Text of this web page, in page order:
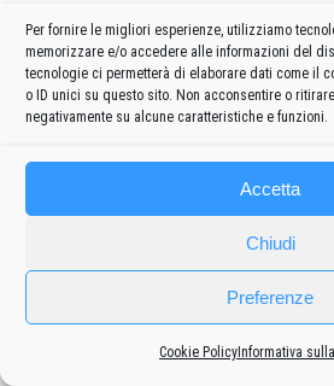
Per fornire le migliori esperienze, utilizziamo
memorizzare e/o accedere alle informazioni del
tecnologie ci permetterà di elaborare dati come il
o ID unici su questo sito. Non acconsentire o
negativamente su alcune caratteristiche e funzioni.
Accetta
Chiudi
Preferenze
Cookie Policy Informativa
Pieghevole della Pattuglia Acrobatica
Frecce
Privacy policy
Cookie